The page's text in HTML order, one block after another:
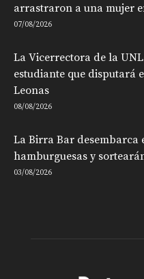
arrastraron a una mujer
07/08/2026
La Vicerrectora de la
estudiante que disputará
Leonas
08/08/2026
La Birra Bar desembarca
hamburguesas y
03/08/2026